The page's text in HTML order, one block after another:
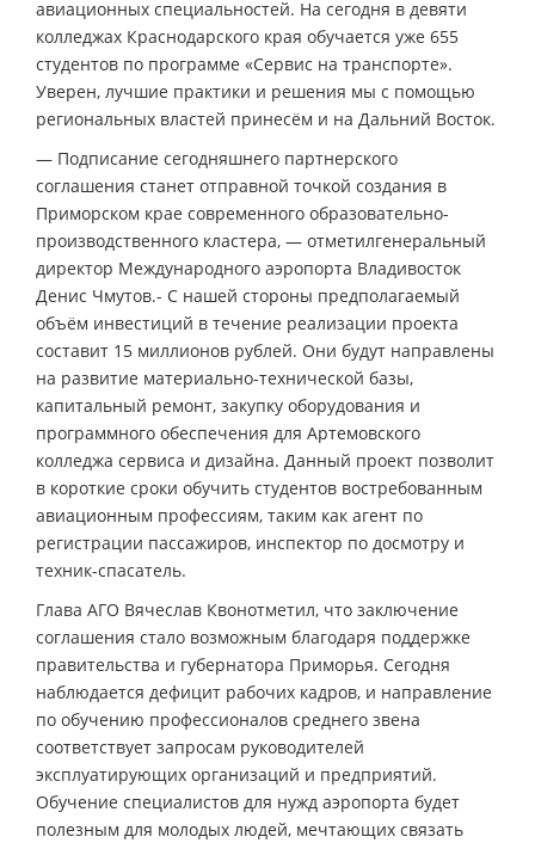
авиационных специальностей. На сегодня в девяти
колледжах Краснодарского края обучается уже 655
студентов по программе «Сервис на транспорте».
Уверен, лучшие практики и решения мы с помощью
региональных властей принесём и на Дальний Восток.
— Подписание сегодняшнего партнерского
соглашения станет отправной точкой создания в
Приморском крае современного образовательно-
производственного кластера, — отметилгенеральный
директор Международного аэропорта Владивосток
Денис Чмутов.- С нашей стороны предполагаемый
объём инвестиций в течение реализации проекта
составит 15 миллионов рублей. Они будут направлены
на развитие материально-технической базы,
капитальный ремонт, закупку оборудования и
программного обеспечения для Артемовского
колледжа сервиса и дизайна. Данный проект позволит
в короткие сроки обучить студентов востребованным
авиационным профессиям, таким как агент по
регистрации пассажиров, инспектор по досмотру и
техник-спасатель.
Глава АГО Вячеслав Квонотметил, что заключение
соглашения стало возможным благодаря поддержке
правительства и губернатора Приморья. Сегодня
наблюдается дефицит рабочих кадров, и направление
по обучению профессионалов среднего звена
соответствует запросам руководителей
эксплуатирующих организаций и предприятий.
Обучение специалистов для нужд аэропорта будет
полезным для молодых людей, мечтающих связать